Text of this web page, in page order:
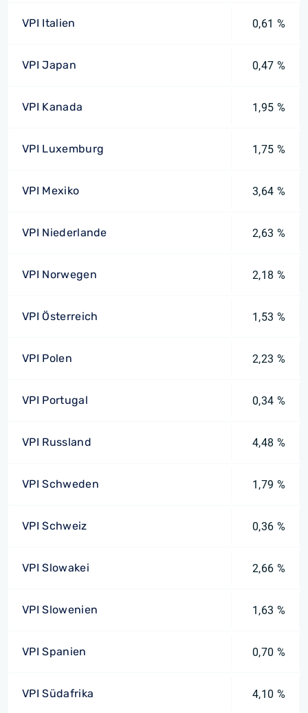
VPI Italien 0,61 %
VPI Japan 0,47 %
VPI Kanada 1,95 %
VPI Luxemburg 1,75 %
VPI Mexiko 3,64 %
VPI Niederlande 2,63 %
VPI Norwegen 2,18 %
VPI Österreich 1,53 %
VPI Polen 2,23 %
VPI Portugal 0,34 %
VPI Russland 4,48 %
VPI Schweden 1,79 %
VPI Schweiz 0,36 %
VPI Slowakei 2,66 %
VPI Slowenien 1,63 %
VPI Spanien 0,70 %
VPI Südafrika 4,10 %